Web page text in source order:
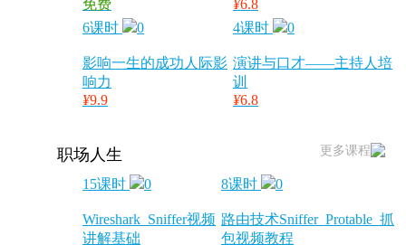
免费
¥6.8
6课时
0
影响一生的成功人际影
响力
¥9.9
4课时 0
演讲与口才——主持人培
训
¥6.8
更多课程
职场人生
15课时 0
Wireshark_Sniffer视频
讲解基础
8课时 0
路由技术Sniffer_Protable_抓
包视频教程